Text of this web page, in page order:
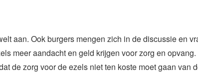
aan. Ook burgers mengen zich in de discussie en
meer aandacht en geld krijgen voor zorg en opvang.
de zorg voor de ezels niet ten koste moet gaan van